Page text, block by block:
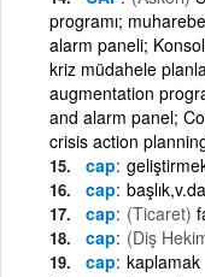
programı;
alarm paneli;
kriz müdahele
augmentation
and alarm panel;
crisis action
cap
cap
cap (Ticaret)
cap (Diş
cap kaplamak